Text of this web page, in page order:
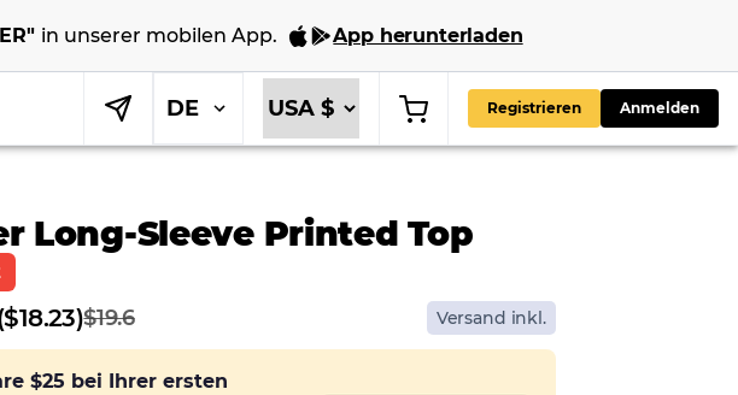
" in unserer mobilen App. App herunterladen
DE Registrieren Anmelden
Long-Sleeve Printed Top
$19.6 Versand inkl.
$25 bei Ihrer ersten